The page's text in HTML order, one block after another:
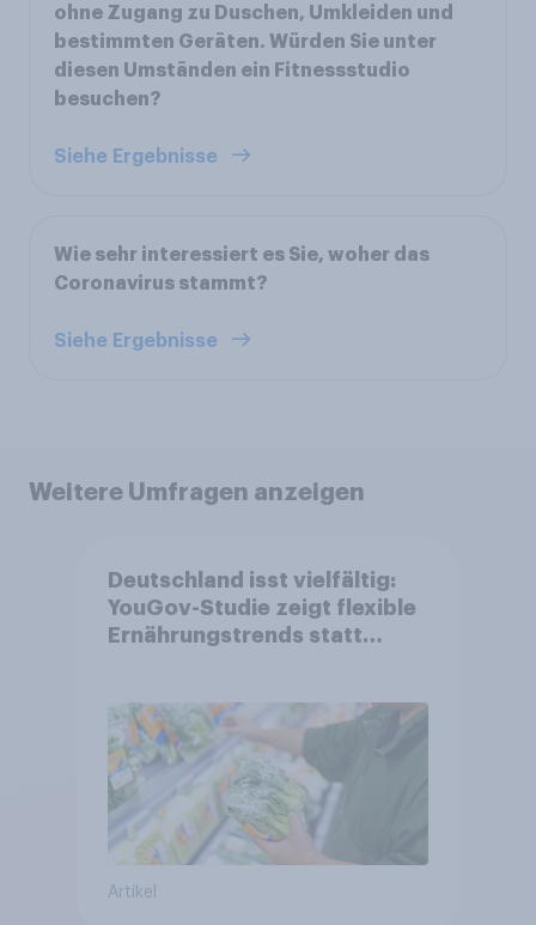
ohne Zugang zu Duschen, Umkleiden und
bestimmten Geräten. Würden Sie unter
diesen Umständen ein Fitnessstudio
besuchen?
Siehe Ergebnisse
Wie sehr interessiert es Sie, woher das
Coronavirus stammt?
Siehe Ergebnisse
Weitere Umfragen anzeigen
Deutschland isst vielfältig:
YouGov-Studie zeigt flexible
Ernährungstrends statt
Artikel